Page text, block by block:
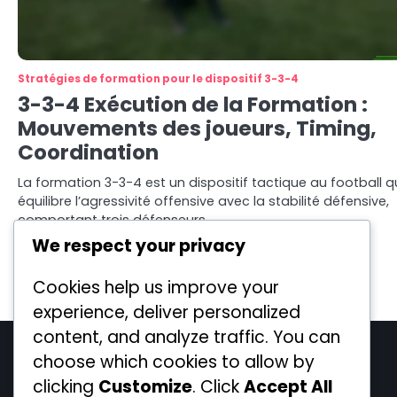
Stratégies de formation pour le dispositif 3-3-4
3-3-4 Exécution de la Formation :
Mouvements des joueurs, Timing,
Coordination
La formation 3-3-4 est un dispositif tactique au football
équilibre l’agressivité offensive avec la stabilité défensive,
comportant trois défenseurs,…
Lucas Harrington 13/01/2026
Posts
navigation
Older posts
Legal
We respect your privacy
Cookies help us improve your
experience, deliver personalized
content, and analyze traffic. You can
choose which cookies to allow by
clicking Customize. ClickAccept All